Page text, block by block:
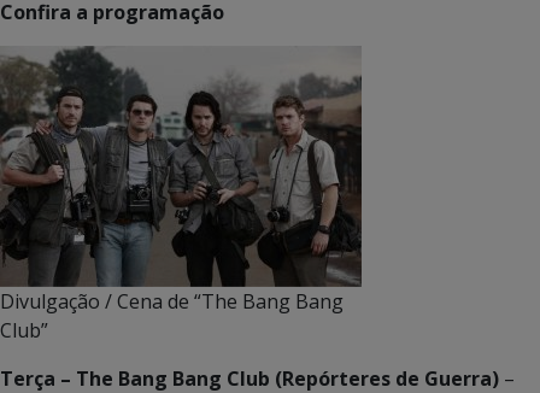
Confira a programação
Divulgação / Cena de “The Bang Bang
Club”
Terça – The Bang Bang Club (Repórteres de Guerra) –